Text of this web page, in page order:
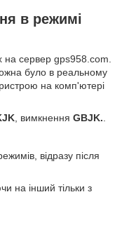
в режимі
сервер gps958.com.
було в реальному
на комп'ютері
, вимкнення GBJK.
відразу після
на інший тільки з